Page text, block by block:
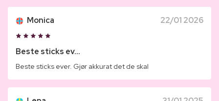
Monica 22/01 2026
Beste sticks ev...
Beste sticks ever. Gjør akkurat det de skal